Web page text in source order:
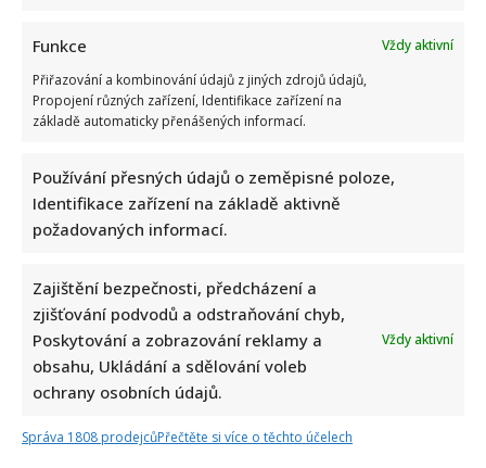
Funkce
Vždy aktivní
Přiřazování a kombinování údajů z jiných zdrojů údajů,
Propojení různých zařízení, Identifikace zařízení na
základě automaticky přenášených informací.
Používání přesných údajů o zeměpisné poloze,
Identifikace zařízení na základě aktivně
požadovaných informací.
Zajištění bezpečnosti, předcházení a
zjišťování podvodů a odstraňování chyb,
Poskytování a zobrazování reklamy a
obsahu, Ukládání a sdělování voleb
ochrany osobních údajů.
Vždy aktivní
Správa 1808 prodejcůPřečtěte si více o těchto účelech
Test znalostí staré češtiny: 10 výrazů z počátku 20. století
odhalí, kdo by se tehdy domluvil
Dagmar Pecková pod palbou kritiky: Mračková Vildumetzová
jí vytkla natáčení se při řízení a ptá se, zda je to v pořádku